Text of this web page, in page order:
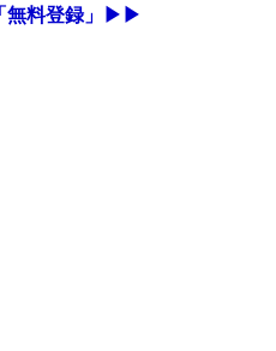
無料登録」▶▶